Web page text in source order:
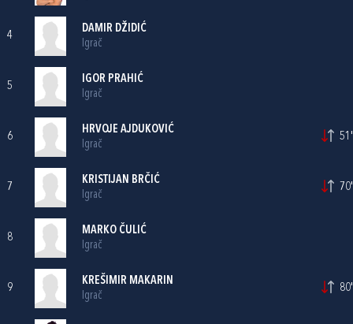
4
DAMIR DŽIDIĆ
Igrač
5
IGOR PRAHIĆ
Igrač
6
HRVOJE AJDUKOVIĆ
Igrač
51'
7
KRISTIJAN BRČIĆ
Igrač
70'
8
MARKO ČULIĆ
Igrač
9
KREŠIMIR MAKARIN
Igrač
80'